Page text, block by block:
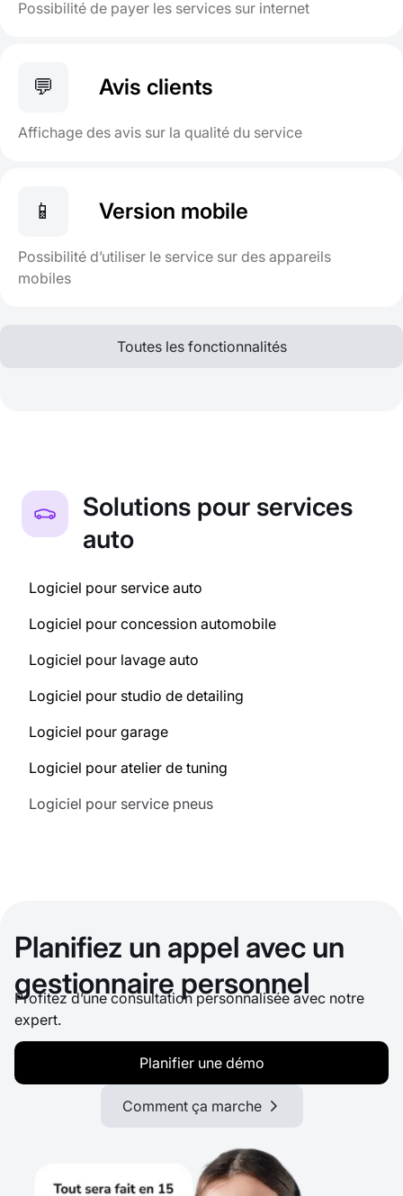
Possibilité de payer les services sur internet
💬 Avis clients
Affichage des avis sur la qualité du service
📱 Version mobile
Possibilité d’utiliser le service sur des appareils
mobiles
Toutes les fonctionnalités
Solutions pour services
auto
Logiciel pour service auto
Logiciel pour concession automobile
Logiciel pour lavage auto
Logiciel pour studio de detailing
Logiciel pour garage
Logiciel pour atelier de tuning
Logiciel pour service pneus
Planifiez un appel avec un
gestionnaire personnel
Profitez d’une consultation personnalisée avec notre
expert.
Planifier une démo
Comment ça marche